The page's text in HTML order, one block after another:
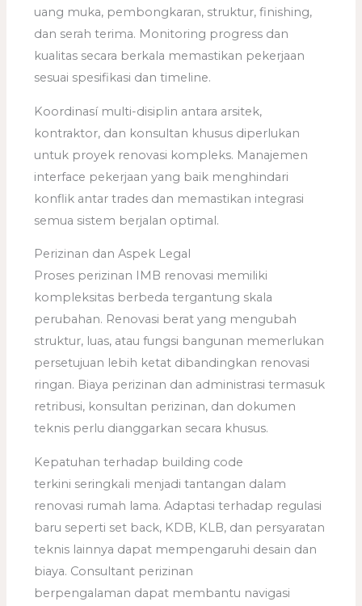
uang muka, pembongkaran, struktur, finishing,
dan serah terima. Monitoring progress dan
kualitas secara berkala memastikan pekerjaan
sesuai spesifikasi dan timeline.
Koordinasí multi-disiplin antara arsitek,
kontraktor, dan konsultan khusus diperlukan
untuk proyek renovasi kompleks. Manajemen
interface pekerjaan yang baik menghindari
konflik antar trades dan memastikan integrasi
semua sistem berjalan optimal.
Perizinan dan Aspek Legal
Proses perizinan IMB renovasi memiliki
kompleksitas berbeda tergantung skala
perubahan. Renovasi berat yang mengubah
struktur, luas, atau fungsi bangunan memerlukan
persetujuan lebih ketat dibandingkan renovasi
ringan. Biaya perizinan dan administrasi termasuk
retribusi, konsultan perizinan, dan dokumen
teknis perlu dianggarkan secara khusus.
Kepatuhan terhadap building code
terkini seringkali menjadi tantangan dalam
renovasi rumah lama. Adaptasi terhadap regulasi
baru seperti set back, KDB, KLB, dan persyaratan
teknis lainnya dapat mempengaruhi desain dan
biaya. Consultant perizinan
berpengalaman dapat membantu navigasi